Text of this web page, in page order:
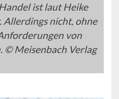
ist laut Heike
Allerdings nicht, ohne
von
© Meisenbach Verlag